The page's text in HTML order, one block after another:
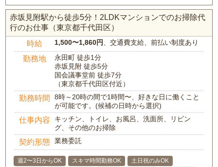
赤坂見附駅から徒歩5分！2LDKマンションでのお掃除代
行のお仕事（東京都千代田区）
時給 1,500〜1,860円、交通費支給、前払い制度あり
勤務地
永田町 徒歩1分
赤坂見附 徒歩5分
国会議事堂前 徒歩7分
（東京都千代田区付近）
勤務時間
8時～20時の間で1時間〜、好きな日に働くこと
が可能です。(候補の日時から選択)
仕事内容
キッチン、トイレ、お風呂、洗面所、リビン
グ、その他のお掃除
契約形態 業務委託
週2〜3日からOK スキマ時間勤務OK
土日祝のみOK